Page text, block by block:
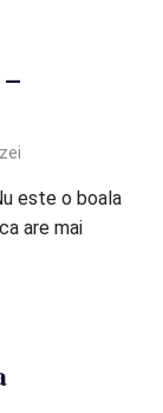
este o boala
are mai